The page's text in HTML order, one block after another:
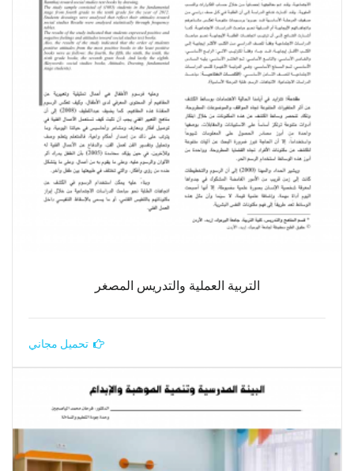
التربية العملية والتدريس المصغر
تحميل مجاني